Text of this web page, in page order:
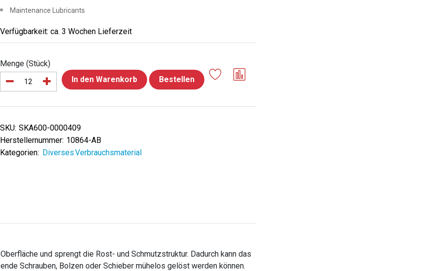
Maintenance Lubricants
Verfügbarkeit: ca. 3 Wochen Lieferzeit
Menge (Stück)
In den Warenkorb
Bestellen
SKU: SKA600-0000409
Herstellernummer: 10864-AB
Kategorien: Diverses Verbrauchsmaterial
und sprengt die Rost- und Schmutzstruktur. Dadurch kann das
Schrauben, Bolzen oder Schieber mühelos gelöst werden können.